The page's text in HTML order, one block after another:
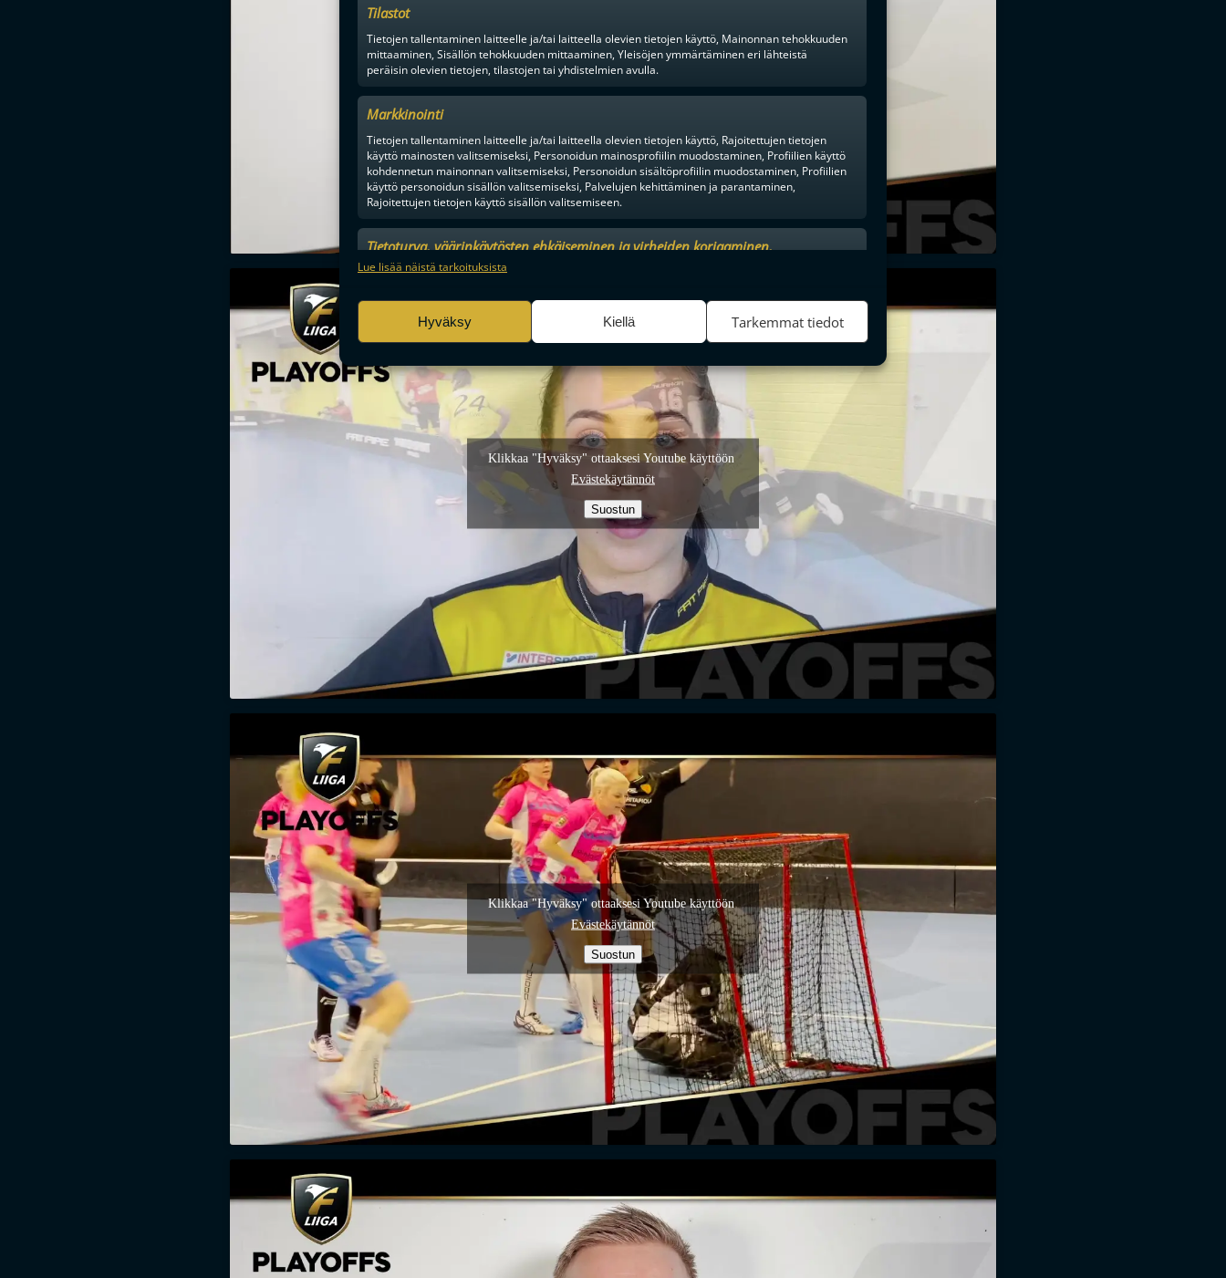
Tilastot
Tietojen tallentaminen laitteelle ja/tai laitteella olevien tietojen käyttö, Mainonnan tehokkuuden
mittaaminen, Sisällön tehokkuuden mittaaminen, Yleisöjen ymmärtäminen eri lähteistä
peräisin olevien tietojen, tilastojen tai yhdistelmien avulla.
Markkinointi
Tietojen tallentaminen laitteelle ja/tai laitteella olevien tietojen käyttö, Rajoitettujen tietojen
käyttö mainosten valitsemiseksi, Personoidun mainosprofiilin muodostaminen, Profiilien käyttö
kohdennetun mainonnan valitsemiseksi, Personoidun sisältöprofiilin muodostaminen, Profiilien
käyttö personoidun sisällön valitsemiseksi, Palvelujen kehittäminen ja parantaminen,
Rajoitettujen tietojen käyttö sisällön valitsemiseen.
Tietoturva, väärinkäytösten ehkäiseminen ja virheiden korjaaminen,
Mainonnan ja sisällön tekninen jakelu, Tallenna ja ilmaise
Lue lisää näistä tarkoituksista
Hyväksy Kiellä Tarkemmat tiedot
Evästekäytännöt
Suostun
Klikkaa "Hyväksy" ottaaksesi Youtube käyttöön
Evästekäytännöt
Suostun
Klikkaa "Hyväksy" ottaaksesi Youtube käyttöön
Evästekäytännöt
Suostun